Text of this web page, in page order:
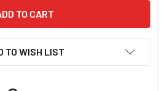
TO WISH LIST